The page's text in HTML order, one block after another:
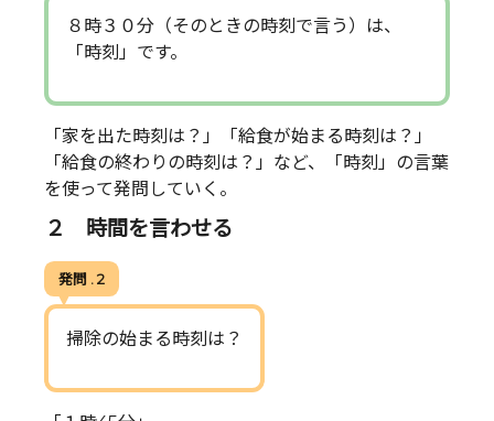
８時３０分（そのときの時刻で言う）は、
「時刻」です。
「家を出た時刻は？」「給食が始まる時刻は？」
「給食の終わりの時刻は？」など、「時刻」の言葉
を使って発問していく。
２ 時間を言わせる
発問 . 2
掃除の始まる時刻は？